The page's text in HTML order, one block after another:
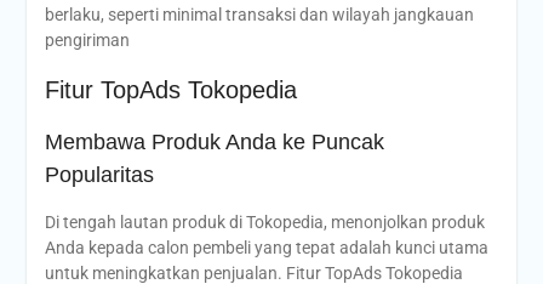
berlaku, seperti minimal transaksi dan wilayah jangkauan
pengiriman
Fitur TopAds Tokopedia
Membawa Produk Anda ke Puncak
Popularitas
Di tengah lautan produk di Tokopedia, menonjolkan produk
Anda kepada calon pembeli yang tepat adalah kunci utama
untuk meningkatkan penjualan. Fitur TopAds Tokopedia